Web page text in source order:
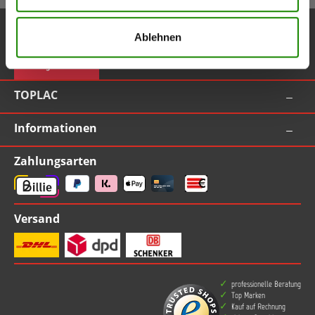
Ablehnen
Service-Hotline
TOPLAC
Informationen
Zahlungsarten
Versand
professionelle Beratung
Top Marken
Kauf auf Rechnung